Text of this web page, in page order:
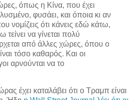
όπως η Κίνα, που έχει
φυσάει, και όποια κι αν
νομίζεις ότι κάνεις εδώ κάτω,
τείνει να γίνεται πολύ
από άλλες χώρες, όπου ο
τόσο καθαρός. Και οι
αρνούνται να το
έχει καταλάβει ότι ο Τραμπ είναι